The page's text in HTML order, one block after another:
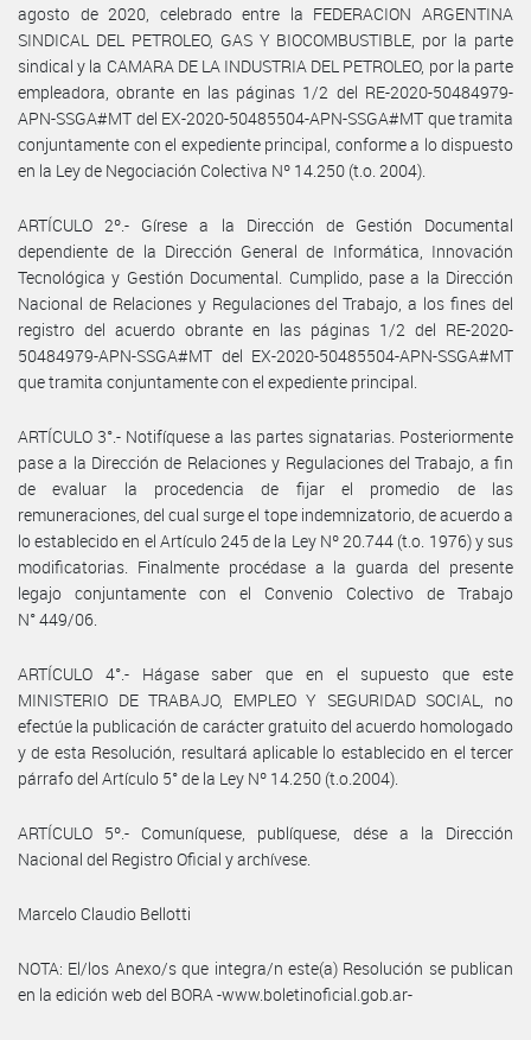
agosto de 2020, celebrado entre la FEDERACION ARGENTINA
SINDICAL DEL PETROLEO, GAS Y BIOCOMBUSTIBLE, por la parte
sindical y la CAMARA DE LA INDUSTRIA DEL PETROLEO, por la parte
empleadora, obrante en las páginas 1/2 del RE-2020-50484979-
APN-SSGA#MT del EX-2020-50485504-APN-SSGA#MT que tramita
conjuntamente con el expediente principal, conforme a lo dispuesto
en la Ley de Negociación Colectiva Nº 14.250 (t.o. 2004).
ARTÍCULO 2º.- Gírese a la Dirección de Gestión Documental
dependiente de la Dirección General de Informática, Innovación
Tecnológica y Gestión Documental. Cumplido, pase a la Dirección
Nacional de Relaciones y Regulaciones del Trabajo, a los fines del
registro del acuerdo obrante en las páginas 1/2 del RE-2020-
50484979-APN-SSGA#MT del EX-2020-50485504-APN-SSGA#MT
que tramita conjuntamente con el expediente principal.
ARTÍCULO 3°.- Notifíquese a las partes signatarias. Posteriormente
pase a la Dirección de Relaciones y Regulaciones del Trabajo, a fin
de evaluar la procedencia de fijar el promedio de las
remuneraciones, del cual surge el tope indemnizatorio, de acuerdo a
lo establecido en el Artículo 245 de la Ley Nº 20.744 (t.o. 1976) y sus
modificatorias. Finalmente procédase a la guarda del presente
legajo conjuntamente con el Convenio Colectivo de Trabajo
N° 449/06.
ARTÍCULO 4°.- Hágase saber que en el supuesto que este
MINISTERIO DE TRABAJO, EMPLEO Y SEGURIDAD SOCIAL, no
efectúe la publicación de carácter gratuito del acuerdo homologado
y de esta Resolución, resultará aplicable lo establecido en el tercer
párrafo del Artículo 5° de la Ley Nº 14.250 (t.o.2004).
ARTÍCULO 5º.- Comuníquese, publíquese, dése a la Dirección
Nacional del Registro Oficial y archívese.
Marcelo Claudio Bellotti
NOTA: El/los Anexo/s que integra/n este(a) Resolución se publican
en la edición web del BORA -www.boletinoficial.gob.ar-